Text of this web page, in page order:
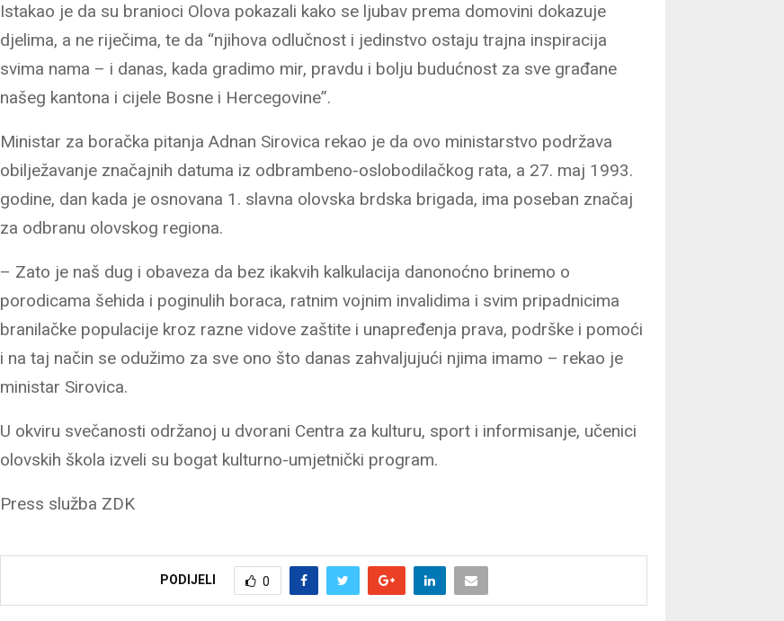
Istakao je da su branioci Olova pokazali kako se ljubav prema domovini dokazuje
djelima, a ne riječima, te da “njihova odlučnost i jedinstvo ostaju trajna inspiracija
svima nama – i danas, kada gradimo mir, pravdu i bolju budućnost za sve građane
našeg kantona i cijele Bosne i Hercegovine”.
Ministar za boračka pitanja Adnan Sirovica rekao je da ovo ministarstvo podržava
obilježavanje značajnih datuma iz odbrambeno-oslobodilačkog rata, a 27. maj 1993.
godine, dan kada je osnovana 1. slavna olovska brdska brigada, ima poseban značaj
za odbranu olovskog regiona.
– Zato je naš dug i obaveza da bez ikakvih kalkulacija danonoćno brinemo o
porodicama šehida i poginulih boraca, ratnim vojnim invalidima i svim pripadnicima
branilačke populacije kroz razne vidove zaštite i unapređenja prava, podrške i pomoći
i na taj način se odužimo za sve ono što danas zahvaljujući njima imamo – rekao je
ministar Sirovica.
U okviru svečanosti održanoj u dvorani Centra za kulturu, sport i informisanje, učenici
olovskih škola izveli su bogat kulturno-umjetnički program.
Press služba ZDK
PODIJELI 0